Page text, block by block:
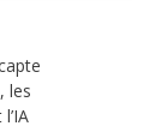
les